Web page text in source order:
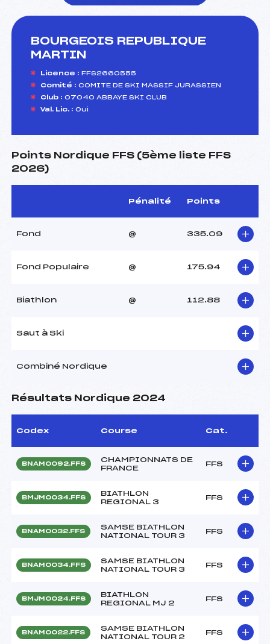
le ski
BOURGEOIS REPUBLIQUE
MARTIN
Licence : FFS2660555
Comité : COMITE DE SKI MASSIF JURASSIEN
Club : 07040 ABBAYE SKI CLUB
Val. Lic. : Oui
Points Nordique FFS (5ème liste FFS
2026)
Pénalité Points
Fond @ 335.09
Fond Populaire @ 175.94
Biathlon @ 112.88
Saut à Ski
Combiné Nordique
Résultats Nordique 2024
Codex Course Cat.
BNAM0092.FFS
CHAMPIONNATS DE
FRANCE
FFS
BMJM0034.FFS
BIATHLON
REGIONAL 3
FFS
BNAM0032.FFS
SAMSE BIATHLON
NATIONAL TOUR 3
FFS
BNAM0034.FFS
SAMSE BIATHLON
NATIONAL TOUR 3
FFS
BMJM0024.FFS
BIATHLON
REGIONAL MJ 2
FFS
BNAM0022.FFS
SAMSE BIATHLON
NATIONAL TOUR 2
FFS